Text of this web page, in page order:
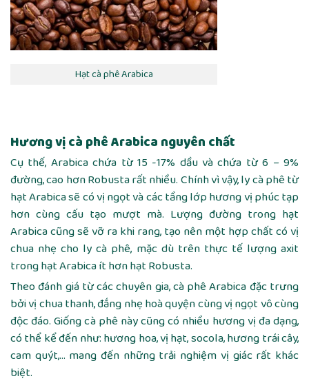
Hạt cà phê Arabica
Hương vị cà phê Arabica nguyên chất
Cụ thế, Arabica chứa từ 15 -17% dầu và chứa từ 6 – 9%
đường, cao hơn Robusta rất nhiều. Chính vì vậy, ly cà phê từ
hạt Arabica sẽ có vị ngọt và các tầng lớp hương vị phúc tạp
hơn cùng cấu tạo mượt mà. Lượng đường trong hạt
Arabica cũng sẽ vỡ ra khi rang, tạo nên một hợp chất có vị
chua nhẹ cho ly cà phê, mặc dù trên thực tế lượng axit
trong hạt Arabica ít hơn hạt Robusta.
Theo đánh giá từ các chuyên gia, cà phê Arabica đặc trưng
bởi vị chua thanh, đắng nhẹ hoà quyện cùng vị ngọt vô cùng
độc đáo. Giống cà phê này cũng có nhiều hương vị đa dạng,
có thể kể đến như: hương hoa, vị hạt, socola, hương trái cây,
cam quýt,… mang đến những trải nghiệm vị giác rất khác
biệt.